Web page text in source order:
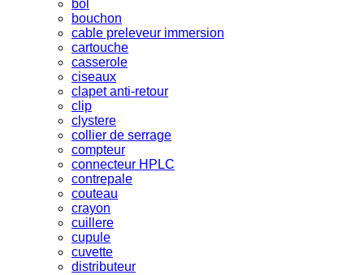
bol
bouchon
cable preleveur immersion
cartouche
casserole
ciseaux
clapet anti-retour
clip
clystere
collier de serrage
compteur
connecteur HPLC
contrepale
couteau
crayon
cuillere
cupule
cuvette
distributeur